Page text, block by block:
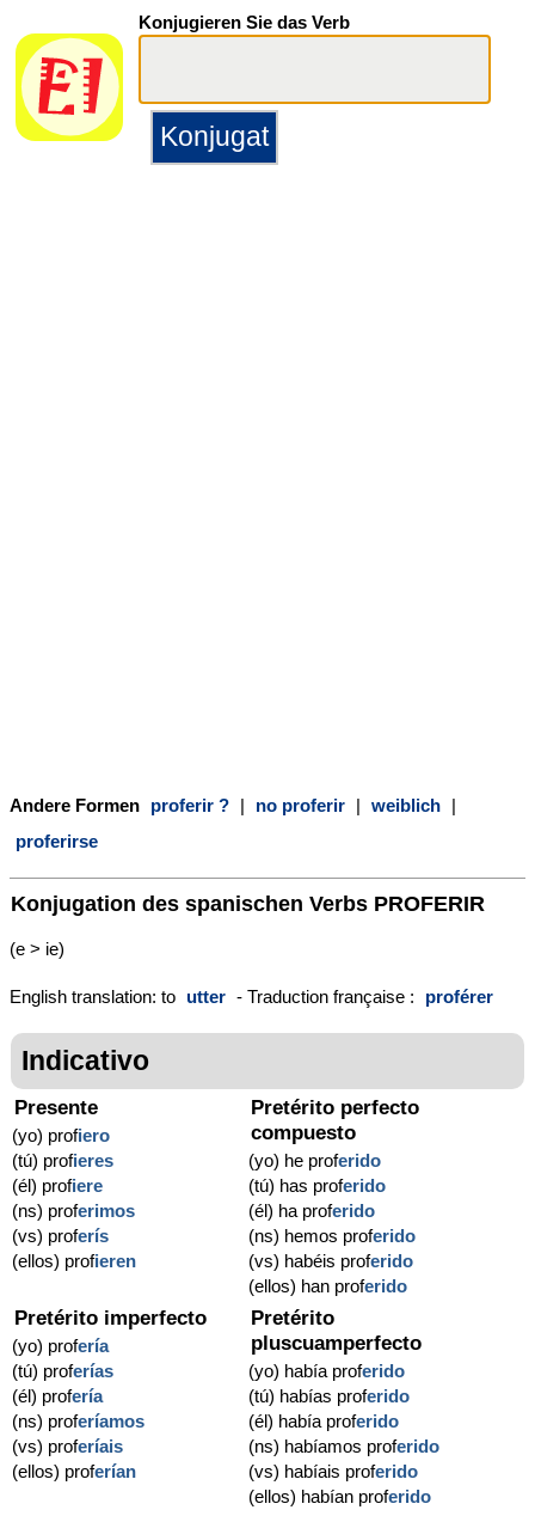
Konjugieren Sie das Verb
Andere Formen proferir ? | no proferir | weiblich |
proferirse
Konjugation des spanischen Verbs PROFERIR
(e > ie)
English translation: to utter - Traduction française : proférer
Indicativo
Presente
(yo) profiero
(tú) profieres
(él) profiere
(ns) proferimos
(vs) proferís
(ellos) profieren
Pretérito perfecto
compuesto
(yo) he proferido
(tú) has proferido
(él) ha proferido
(ns) hemos proferido
(vs) habéis proferido
(ellos) han proferido
Pretérito imperfecto
(yo) profería
(tú) proferías
(él) profería
(ns) proferíamos
(vs) proferíais
(ellos) proferían
Pretérito
pluscuamperfecto
(yo) había proferido
(tú) habías proferido
(él) había proferido
(ns) habíamos proferido
(vs) habíais proferido
(ellos) habían proferido